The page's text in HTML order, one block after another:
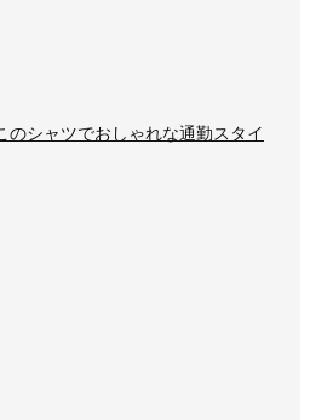
のシャツでおしゃれな通勤スタイ